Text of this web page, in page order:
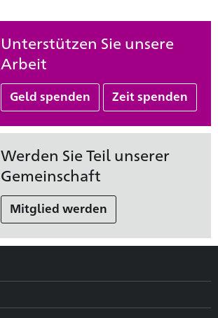
Unterstützen Sie unsere
Arbeit
Geld spenden Zeit spenden
Werden Sie Teil unserer
Gemeinschaft
Mitglied werden